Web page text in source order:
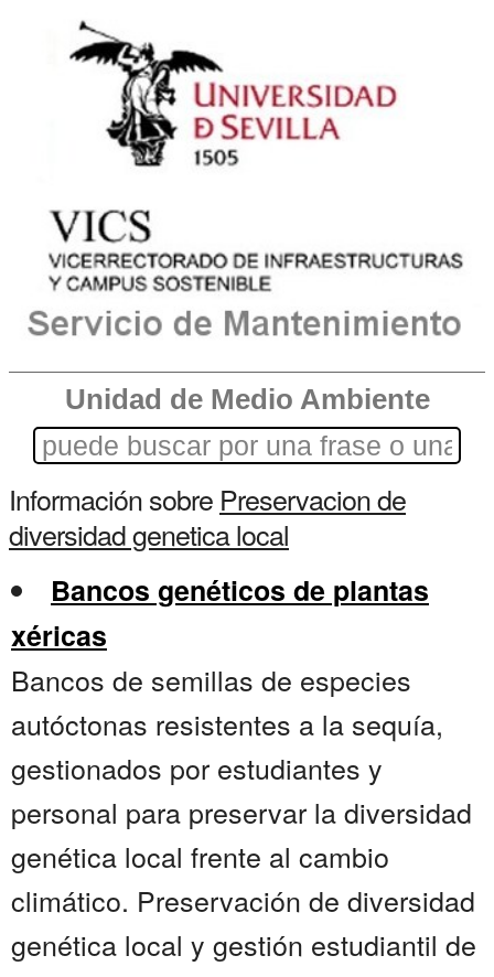
Unidad de Medio Ambiente
Información sobre Preservacion de
diversidad genetica local
Bancos genéticos de plantas
xéricas
Bancos de semillas de especies
autóctonas resistentes a la sequía,
gestionados por estudiantes y
personal para preservar la diversidad
genética local frente al cambio
climático. Preservación de diversidad
genética local y gestión estudiantil de